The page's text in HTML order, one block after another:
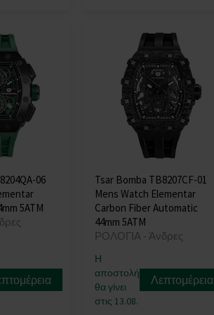
06
5ATM
Tsar Bomba TB8207CF-01
Mens Watch Elementar
Carbon Fiber Automatic
44mm 5ATM
ΡΟΛΟΓΙΑ - Άνδρες
Η
αποστολή
θα γίνει
στις 13.08.
Λεπτομέρεια